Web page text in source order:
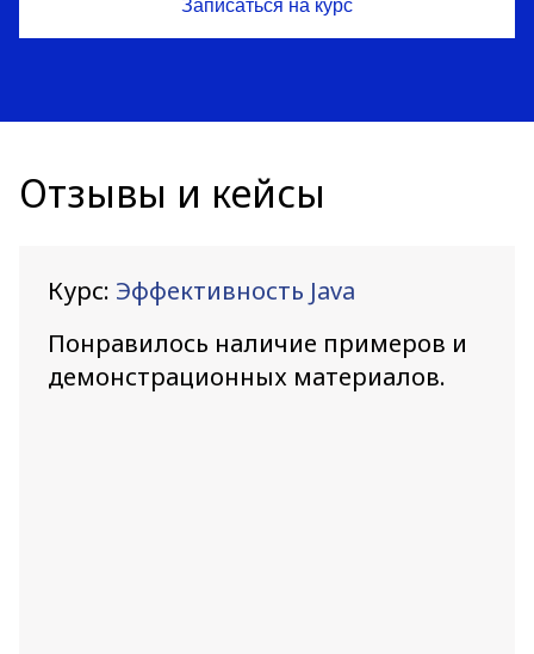
Отзывы и кейсы
Курс: Эффективность Java
Понравилось наличие примеров и
демонстрационных материалов.